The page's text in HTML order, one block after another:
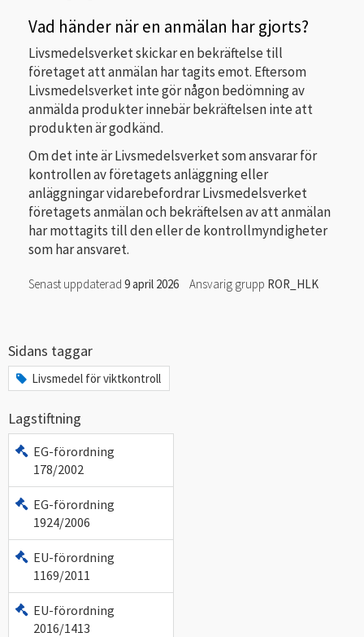
Vad händer när en anmälan har gjorts?
Livsmedelsverket skickar en bekräftelse till
företaget att anmälan har tagits emot. Eftersom
Livsmedelsverket inte gör någon bedömning av
anmälda produkter innebär bekräftelsen inte att
produkten är godkänd.
Om det inte är Livsmedelsverket som ansvarar för
kontrollen av företagets anläggning eller
anläggningar vidarebefordrar Livsmedelsverket
företagets anmälan och bekräftelsen av att anmälan
har mottagits till den eller de kontrollmyndigheter
som har ansvaret.
Senast uppdaterad 9 april 2026 Ansvarig grupp ROR_HLK
Sidans taggar
Livsmedel för viktkontroll
Lagstiftning
EG-förordning
178/2002
EG-förordning
1924/2006
EU-förordning
1169/2011
EU-förordning
2016/1413